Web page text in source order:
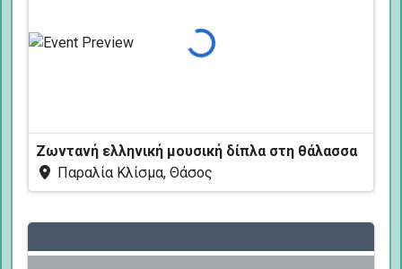
Φόρτωση...
Ζωντανή ελληνική μουσική δίπλα στη θάλασσα
Παραλία Κλίσμα, Θάσος